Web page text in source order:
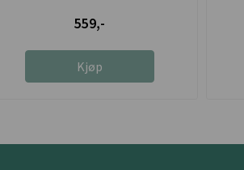
559,-
Kjøp